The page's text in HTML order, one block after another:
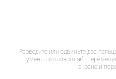
Разведите или сдвиньте два
уменьшить масштаб.
экране и